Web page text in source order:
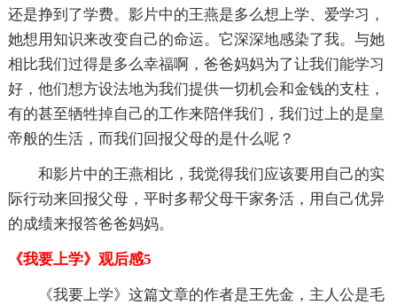
还是挣到了学费。影片中的王燕是多么想上学、爱学习，
她想用知识来改变自己的命运。它深深地感染了我。与她
相比我们过得是多么幸福啊，爸爸妈妈为了让我们能学习
好，他们想方设法地为我们提供一切机会和金钱的支柱，
有的甚至牺牲掉自己的工作来陪伴我们，我们过上的是皇
帝般的生活，而我们回报父母的是什么呢？
和影片中的王燕相比，我觉得我们应该要用自己的实
际行动来回报父母，平时多帮父母干家务活，用自己优异
的成绩来报答爸爸妈妈。
《我要上学》观后感5
《我要上学》这篇文章的作者是王先金，主人公是毛